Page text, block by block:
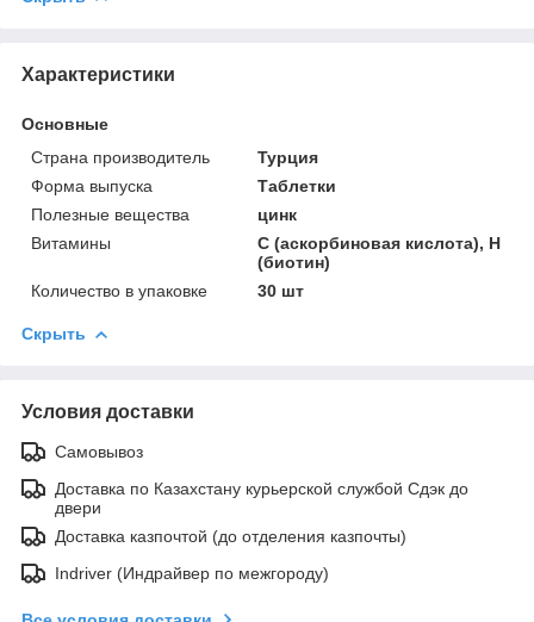
Характеристики
Основные
Страна производитель
Турция
Форма выпуска
Таблетки
Полезные вещества
цинк
Витамины
С (аскорбиновая кислота), Н
(биотин)
Количество в упаковке
30 шт
Скрыть
Условия доставки
Самовывоз
Доставка по Казахстану курьерской службой Сдэк до
двери
Доставка казпочтой (до отделения казпочты)
Indriver (Индрайвер по межгороду)